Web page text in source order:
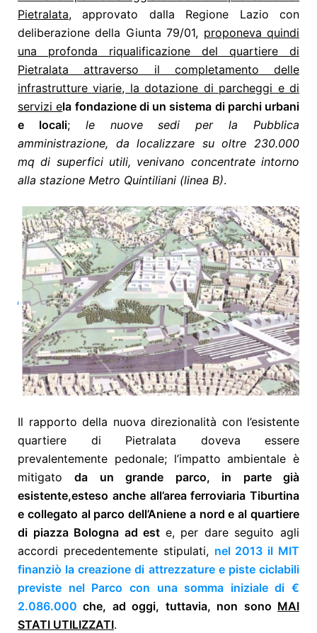
Pietralata, approvato dalla Regione Lazio con
deliberazione della Giunta 79/01, proponeva quindi
una profonda riqualificazione del quartiere di
Pietralata attraverso il completamento delle
infrastrutture viarie, la dotazione di parcheggi e di
servizi ela fondazione di un sistema di parchi urbani
e locali; le nuove sedi per la Pubblica
amministrazione, da localizzare su oltre 230.000
mq di superfici utili, venivano concentrate intorno
alla stazione Metro Quintiliani (linea B).
Il rapporto della nuova direzionalità con l’esistente
quartiere di Pietralata doveva essere
prevalentemente pedonale; l’impatto ambientale è
mitigatoda un grande parco, in parte già
esistente,esteso anche all’area ferroviaria Tiburtina
e collegato al parco dell’Aniene a nord e al quartiere
di piazza Bologna ad est e, per dare seguito agli
accordi precedentemente stipulati, nel 2013 il MIT
finanziò la creazione di attrezzature e piste ciclabili
previste nel Parco con una somma iniziale di €
2.086.000 che, ad oggi, tuttavia, non sono MAI
STATI UTILIZZATI.